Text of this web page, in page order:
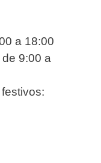
a 18:00
9:00 a